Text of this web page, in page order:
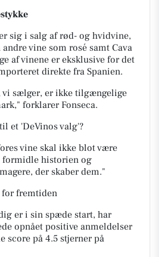
sig i salg af rød- og hvidvine,
vine som rosé samt Cava
af vinene er eksklusive for det
direkte fra Spanien.
vi sælger, er ikke tilgængelige
forklarer Fonseca.
et 'DeVinos valg'?
vine skal ikke blot være
formidle historien og
der skaber dem."
fremtiden
er i sin spæde start, har
opnået positive anmeldelser
score på 4.5 stjerner på